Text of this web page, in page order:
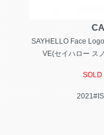
SAYHELLO Face
VE(セイハロー ス
SOLD